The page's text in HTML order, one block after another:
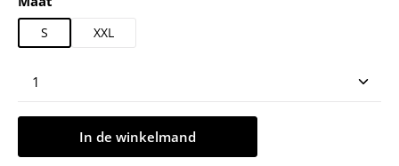
S XXL
Producthoeveelheid: Voer de gewenste
In de winkelmand